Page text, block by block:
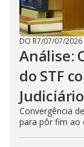
DO R7/07/07/2026
Análise:
do STF
Judiciário
Convergência
para pôr fim ao